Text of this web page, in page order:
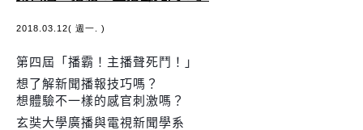
2018.03.12( 週一. )
第四屆「播霸！主播聲死鬥！」
想了解新聞播報技巧嗎？
想體驗不一樣的感官刺激嗎？
玄奘大學廣播與電視新聞學系